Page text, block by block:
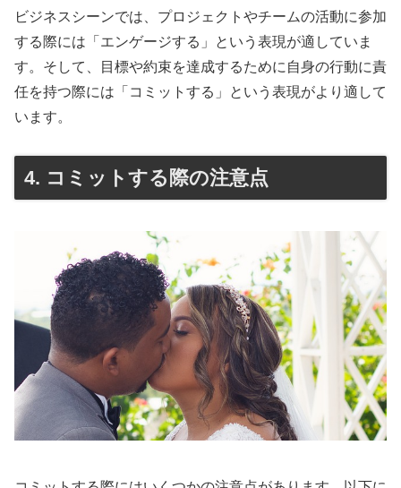
ビジネスシーンでは、プロジェクトやチームの活動に参加
する際には「エンゲージする」という表現が適していま
す。そして、目標や約束を達成するために自身の行動に責
任を持つ際には「コミットする」という表現がより適して
います。
4. コミットする際の注意点